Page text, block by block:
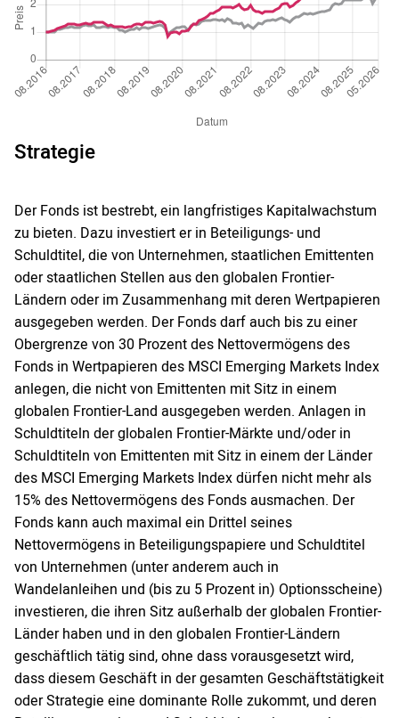
Strategie
Der Fonds ist bestrebt, ein langfristiges Kapitalwachstum
zu bieten. Dazu investiert er in Beteiligungs- und
Schuldtitel, die von Unternehmen, staatlichen Emittenten
oder staatlichen Stellen aus den globalen Frontier-
Ländern oder im Zusammenhang mit deren Wertpapieren
ausgegeben werden. Der Fonds darf auch bis zu einer
Obergrenze von 30 Prozent des Nettovermögens des
Fonds in Wertpapieren des MSCI Emerging Markets Index
anlegen, die nicht von Emittenten mit Sitz in einem
globalen Frontier-Land ausgegeben werden. Anlagen in
Schuldtiteln der globalen Frontier-Märkte und/oder in
Schuldtiteln von Emittenten mit Sitz in einem der Länder
des MSCI Emerging Markets Index dürfen nicht mehr als
15% des Nettovermögens des Fonds ausmachen. Der
Fonds kann auch maximal ein Drittel seines
Nettovermögens in Beteiligungspapiere und Schuldtitel
von Unternehmen (unter anderem auch in
Wandelanleihen und (bis zu 5 Prozent in) Optionsscheine)
investieren, die ihren Sitz außerhalb der globalen Frontier-
Länder haben und in den globalen Frontier-Ländern
geschäftlich tätig sind, ohne dass vorausgesetzt wird,
dass diesem Geschäft in der gesamten Geschäftstätigkeit
oder Strategie eine dominante Rolle zukommt, und deren